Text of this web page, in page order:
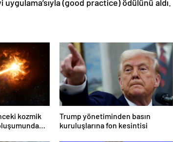
uygulama’sıyla (good practice) ödülünü aldı.
kozmik
Trump yönetiminden basın
kuruluşlarına fon kesintisi